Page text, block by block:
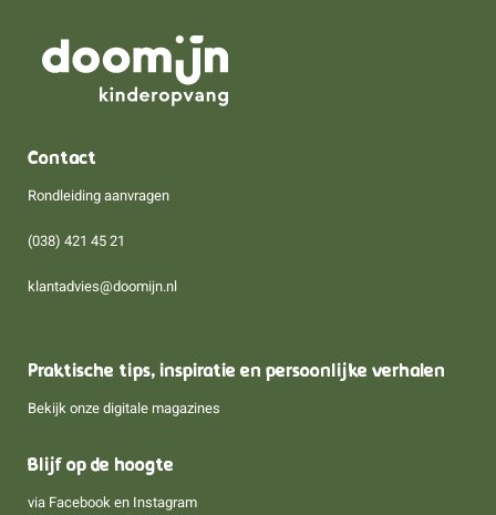
Contact
Rondleiding aanvragen
(038) 421 45 21
klantadvies@doomijn.nl
Praktische tips, inspiratie en persoonlijke verhalen
Bekijk onze digitale magazines
Blijf op de hoogte
via Facebook en Instagram